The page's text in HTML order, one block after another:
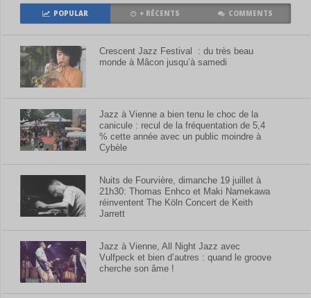
POPULAR + RÉCENTS COMMENTS
Crescent Jazz Festival : du très beau
monde à Mâcon jusqu’à samedi
Jazz à Vienne a bien tenu le choc de la
canicule : recul de la fréquentation de 5,4
% cette année avec un public moindre à
Cybèle
Nuits de Fourvière, dimanche 19 juillet à
21h30: Thomas Enhco et Maki Namekawa
réinventent The Köln Concert de Keith
Jarrett
Jazz à Vienne, All Night Jazz avec
Vulfpeck et bien d’autres : quand le groove
cherche son âme !